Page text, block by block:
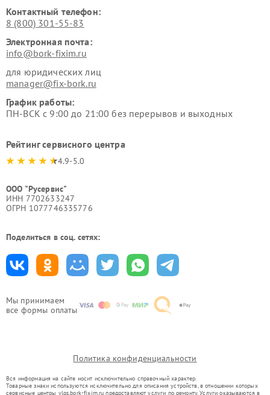
Мы принимаем
все формы оплаты
Контактный телефон:
8 (800) 301-55-83
Электронная почта:
info@bork-fixim.ru
для юридических лиц
manager@fix-bork.ru
График работы:
ПН-ВСК с 9:00 до 21:00 без перерывов и выходных
Рейтинг сервисного центра
4.9-5.0
ООО "Русервис"
ИНН 7702633247
ОГРН 1077746335776
Поделиться в соц. сетях:
Политика конфиденциальности
Вся информация на сайте носит исключительно справочный характер.
Товарные знаки используются исключительно для описания устройств, в отношении которых
сервисные центры vlgs.bork-fixim.ru предоставляют услуги по ремонту. Услуги оказываются в